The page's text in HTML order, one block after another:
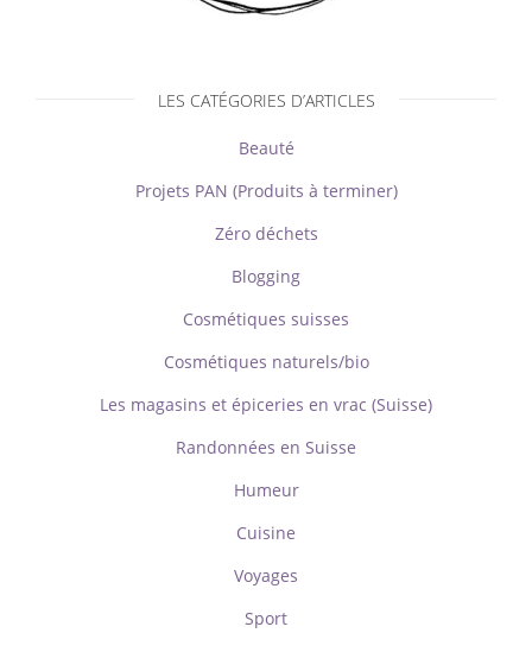
LES CATÉGORIES D’ARTICLES
Beauté
Projets PAN (Produits à terminer)
Zéro déchets
Blogging
Cosmétiques suisses
Cosmétiques naturels/bio
Les magasins et épiceries en vrac (Suisse)
Randonnées en Suisse
Humeur
Cuisine
Voyages
Sport